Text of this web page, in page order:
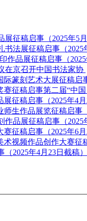
中国书法家协
第二届“中国